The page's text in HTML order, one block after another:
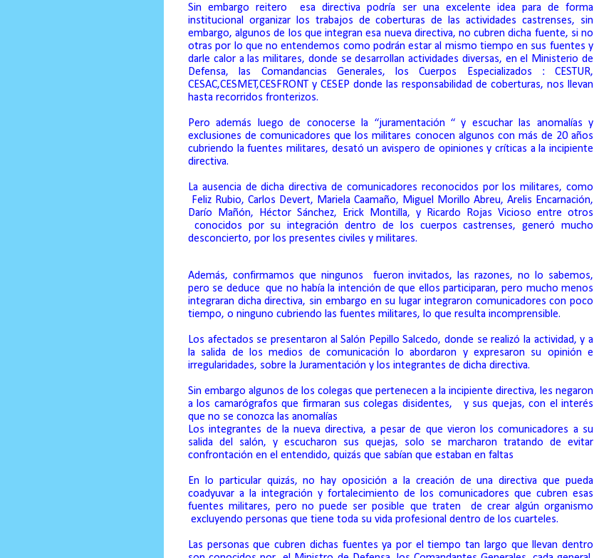
Sin embargo reitero
esa directiva podría ser una excelente idea para de forma
institucional organizar los trabajos de coberturas de las actividades castrenses, sin
embargo, algunos de los que integran esa nueva directiva, no cubren dicha fuente, si no
otras por lo que no entendemos como podrán estar al mismo tiempo en sus fuentes y
darle calor a las militares, donde se desarrollan actividades diversas, en el Ministerio de
Defensa, las Comandancias Generales, los Cuerpos Especializados : CESTUR,
CESAC,CESMET,CESFRONT y CESEP donde las responsabilidad de coberturas, nos llevan
hasta recorridos fronterizos.
Pero además luego de conocerse la “juramentación “ y escuchar las anomalías y
exclusiones de comunicadores que los militares conocen algunos con más de 20 años
cubriendo la fuentes militares, desató un avispero de opiniones y críticas a la incipiente
directiva.
La ausencia de dicha directiva de comunicadores reconocidos por los militares, como
Feliz Rubio, Carlos Devert, Mariela Caamaño, Miguel Morillo Abreu, Arelis Encarnación,
Darío Mañón, Héctor Sánchez, Erick Montilla, y Ricardo Rojas Vicioso entre otros
conocidos por su integración dentro de los cuerpos castrenses, generó mucho
desconcierto, por los presentes civiles y militares.
Además, confirmamos que ningunos
fueron invitados, las razones, no lo sabemos,
pero se deduce que no había la intención de que ellos participaran, pero mucho menos
integraran dicha directiva, sin embargo en su lugar integraron comunicadores con poco
tiempo, o ninguno cubriendo las fuentes militares, lo que resulta incomprensible.
Los afectados se presentaron al Salón Pepillo Salcedo, donde se realizó la actividad, y a
la salida de los medios de comunicación lo abordaron y expresaron su opinión e
irregularidades, sobre la Juramentación y los integrantes de dicha directiva.
Sin embargo algunos de los colegas que pertenecen a la incipiente directiva, les negaron
a los camarógrafos que firmaran sus colegas disidentes,
y sus quejas, con el interés
que no se conozca las anomalías
Los integrantes de la nueva directiva, a pesar de que vieron los comunicadores a su
salida del salón, y escucharon sus quejas, solo se marcharon tratando de evitar
confrontación en el entendido, quizás que sabían que estaban en faltas
En lo particular quizás, no hay oposición a la creación de una directiva que pueda
coadyuvar a la integración y fortalecimiento de los comunicadores que cubren esas
fuentes militares, pero no puede ser posible que traten
de crear algún organismo
excluyendo personas que tiene toda su vida profesional dentro de los cuarteles.
Las personas que cubren dichas fuentes ya por el tiempo tan largo que llevan dentro